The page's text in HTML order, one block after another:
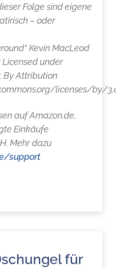
Folge sind eigene
– oder
Kevin MacLeod
Licensed under
By Attribution
licenses/by/
auf Amazon.de,
Einkäufe
Mehr dazu
support
für